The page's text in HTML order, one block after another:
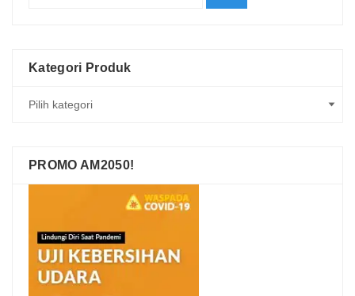
Kategori Produk
PROMO AM2050!